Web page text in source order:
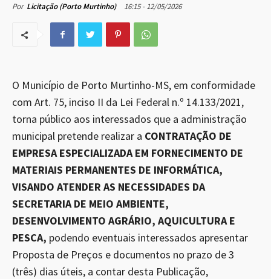
Por Licitação (Porto Murtinho) 16:15 - 12/05/2026
O Município de Porto Murtinho-MS, em conformidade
com Art. 75, inciso II da Lei Federal n.º 14.133/2021,
torna público aos interessados que a administração
municipal pretende realizar a CONTRATAÇÃO DE
EMPRESA ESPECIALIZADA EM FORNECIMENTO DE
MATERIAIS PERMANENTES DE INFORMÁTICA,
VISANDO ATENDER AS NECESSIDADES DA
SECRETARIA DE MEIO AMBIENTE,
DESENVOLVIMENTO AGRÁRIO, AQUICULTURA E
PESCA, podendo eventuais interessados apresentar
Proposta de Preços e documentos no prazo de 3
(três) dias úteis, a contar desta Publicação,